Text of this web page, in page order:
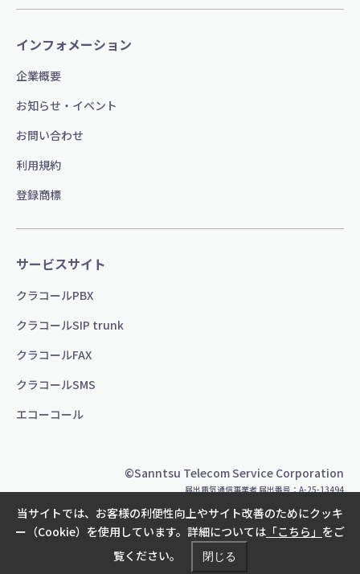
インフォメーション
企業概要
お知らせ・イベント
お問い合わせ
利用規約
登録商標
サービスサイト
クラコールPBX
クラコールSIP trunk
クラコールFAX
クラコールSMS
エコーコール
©Sanntsu Telecom Service Corporation
届出電気通信事業者 届出番号：A-25-13494
当サイトでは、お客様の利便性向上やサイト改善のためにクッキ
ー（Cookie）を使用しています。詳細については 「こちら」 をご
覧ください。
閉じる